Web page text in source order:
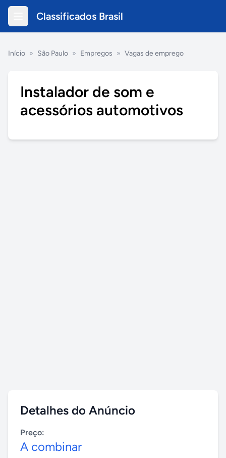
Classificados Brasil
Início » São Paulo » Empregos » Vagas de emprego
Instalador de som e
acessórios automotivos
Detalhes do Anúncio
Preço:
A combinar